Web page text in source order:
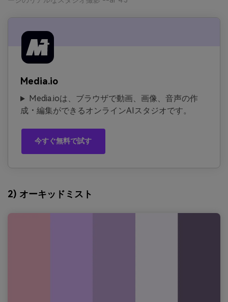
Media.io
Media.ioは、ブラウザで動画、画像、音声の作
成・編集ができるオンラインAIスタジオです。
今すぐ無料で試す
2) オーキッドミスト